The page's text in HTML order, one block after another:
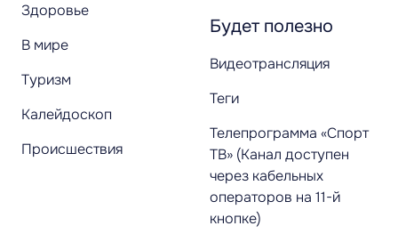
Здоровье
В мире
Туризм
Калейдоскоп
Происшествия
Будет полезно
Видеотрансляция
Теги
Телепрограмма «Спорт
ТВ» (Канал доступен
через кабельных
операторов на 11-й
кнопке)